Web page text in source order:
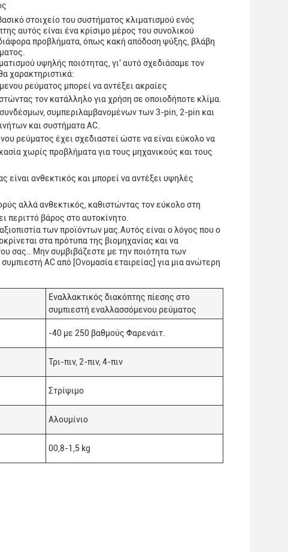
στοιχείο του συστήματος κλιματισμού ενός
αυτός είναι ένα κρίσιμο μέρος του συνολικού
προβλήματα, όπως κακή απόδοση ψύξης, βλάβη
υψηλής ποιότητας, γι' αυτό σχεδιάσαμε τον
χαρακτηριστικά:
ρεύματος μπορεί να αντέξει ακραίες
τον κατάλληλο για χρήση σε οποιοδήποτε κλίμα.
συμπεριλαμβανομένων των 3-pin, 2-pin και
και συστήματα AC.
ρεύματος έχει σχεδιαστεί ώστε να είναι εύκολο να
χωρίς προβλήματα για τους μηχανικούς και τους
είναι ανθεκτικός και μπορεί να αντέξει υψηλές
αλλά ανθεκτικός, καθιστώντας τον εύκολο στη
περιττό βάρος στο αυτοκίνητο.
των προϊόντων μας.Αυτός είναι ο λόγος που ο
στα πρότυπα της βιομηχανίας και να
σας.. Μην συμβιβάζεστε με την ποιότητα των
AC από [Ονομασία εταιρείας] για μια ανώτερη
Εναλλακτικός διακόπτης πίεσης στο
συμπιεστή εναλλασσόμενου ρεύματος
-40 με 250 βαθμούς Φαρενάιτ.
Τρι-πιν, 2-πιν, 4-πιν
Στρίψιμο
Αλουμίνιο
00,8-1,5 kg